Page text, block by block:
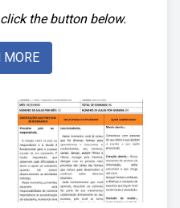
the button below.
MORE